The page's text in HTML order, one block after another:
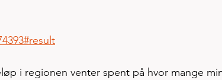
i regionen venter spent på hvor mange